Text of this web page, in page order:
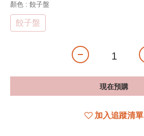
顏色 : 餃子盤
餃子盤
現在預購
加入追蹤清單